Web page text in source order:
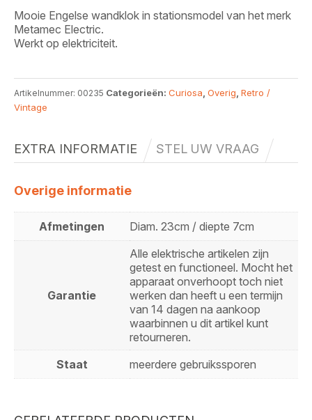
Mooie Engelse wandklok in stationsmodel van het merk
Metamec Electric.
Werkt op elektriciteit.
Artikelnummer: 00235 Categorieën: Curiosa Overig Retro /
Vintage
EXTRA INFORMATIE STEL UW VRAAG
Overige informatie
Afmetingen Diam. 23cm / diepte 7cm
Garantie
Alle elektrische artikelen zijn
getest en functioneel. Mocht het
apparaat onverhoopt toch niet
werken dan heeft u een termijn
van 14 dagen na aankoop
waarbinnen u dit artikel kunt
retourneren.
Staat
meerdere gebruikssporen